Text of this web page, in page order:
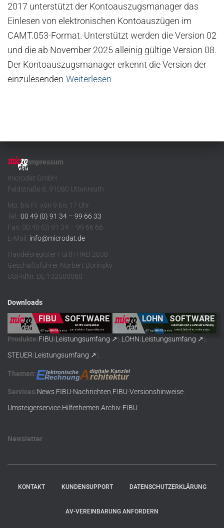
2017 unterstützt der Kontoauszugsmanager das
Einlesen von elektronischen Kontoauszügen im
CAMT.053-Format. Unterstützt werden die Version 02
und die ab November 2025 alleinig gültige Version 08.
Der Kontoauszugsmanager erkennt die Version der
einzulesenden Weiterlesen
Impressum
microdat GmbH
Feldstraße 8, 91080 Uttenreuth
Mo. bis Fr. von 9 bis 17 Uhr
Tel.: 00 49 (0) 91 34 – 99 66 33
Fax: 00 49 (0) 91 34 – 99 66 66
E-Mail: info@microdat.de
Handelsregister Fürth HRB 2838
Geschäftsführer Norbert Borinsky
USt-IdNr. DE 132500068
Downloads
Produkte:FIBU(Leistungsumfang ),LOHN(Leistungsumfang
),
STEUER(Leistungsumfang ),
Themen: lektronische
Rechnung
E digitale Kanzlei
rchitektur
A
Services:News,FIBU-Nachrichten,FIBU-Versionshinweise,
Umsteigerservice,Hilfethemen,Archiv-FIBU
Newsletter
KONTAKT KUNDENSUPPORT DATENSCHUTZERKLÄRUNG
AV-VEREINBARUNG ANFORDERN